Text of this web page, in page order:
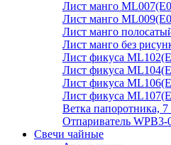
Лист манго
Лист манго
Лист манго
Лист манго без
Лист фикуса
Лист фикуса
Лист фикуса
Лист фикуса
Ветка папоротника, 7
Отпариватель WPB3-
Свечи чайные